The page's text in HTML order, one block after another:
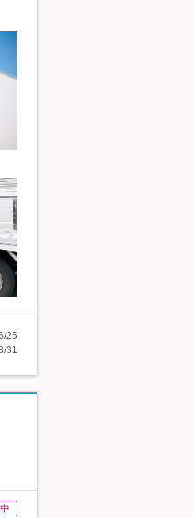
25
31